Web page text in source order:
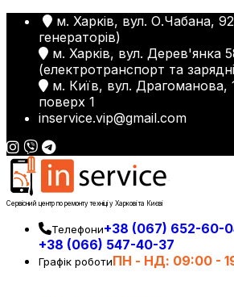
м. Харків, вул. О.Чабана,
генераторів)
м. Харків, вул. Дерев'янка
(електротранспорт та
м. Київ, вул. Драгоманова,
поверх 1
inservice.vip@gmail.com
Сервісний центр по ремонту техніці у Харкові та Києві
Телефони+38 (067) 652-60-
+38 (066) 547-40-37
Графік роботиПН - НД: 09:00 -